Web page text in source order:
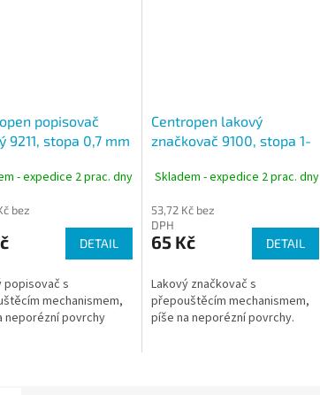
popisovač
9211, stopa 0,7 mm
- expedice 2 prac. dny
bez
DETAIL
popisovač s
mechanismem,
neporézní povrchy
Centropen lakový
značkovač 9100, stopa 1-
Skladem - expedice 2 prac. dny
53,72 Kč bez
DPH
65 Kč DETAIL
Lakový značkovač s
přepouštěcím mechanismem,
píše na neporézní povrchy.